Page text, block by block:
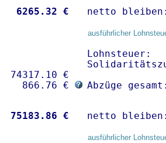
6265.32 € netto
ausführlicher
€
866.76 €
Lohnsteuer:
Abzüge
75183.86 € netto
ausführlicher